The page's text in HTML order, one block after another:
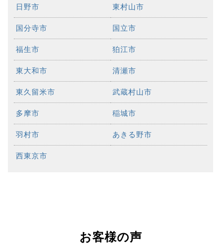
日野市 東村山市
国分寺市 国立市
福生市 狛江市
東大和市 清瀬市
東久留米市 武蔵村山市
多摩市 稲城市
羽村市 あきる野市
西東京市
お客様の声